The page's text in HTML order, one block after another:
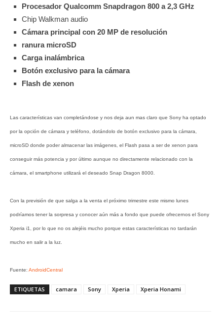
Procesador Qualcomm Snapdragon 800 a 2,3 GHz
Chip Walkman audio
Cámara principal con 20 MP de resolución
ranura microSD
Carga inalámbrica
Botón exclusivo para la cámara
Flash de xenon
Las características van completándose y nos deja aun mas claro que Sony ha optado
por la opción de cámara y teléfono, dotándolo de botón exclusivo para la cámara,
microSD donde poder almacenar las imágenes, el Flash pasa a ser de xenon para
conseguir más potencia y por último aunque no directamente relacionado con la
cámara, el smartphone utilizará el deseado Snap Dragon 8000.
Con la previsión de que salga a la venta el próximo trimestre este mismo lunes
podríamos tener la sorpresa y conocer aún más a fondo que puede ofrecernos el Sony
Xperia i1, por lo que no os alejéis mucho porque estas características no tardarán
mucho en salir a la luz.
Fuente: AndroidCentral
ETIQUETAS camara Sony Xperia Xperia Honami